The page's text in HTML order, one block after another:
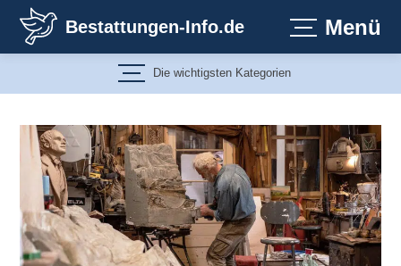
Inhalt
springen
Bestattungen-Info.de Menü
Die wichtigsten Kategorien